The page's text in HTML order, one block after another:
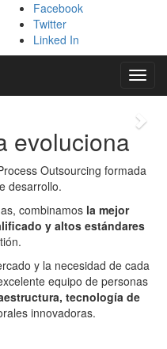
Facebook
Twitter
Linked In
de un equipo
una
evoluciona
Outsourcing formada
desarrollo.
combinamos la mejor
y altos estándares
y la necesidad de cada
equipo de personas
tecnología de
innovadoras.